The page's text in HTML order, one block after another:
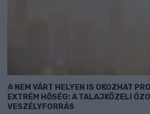
NEM VÁRT HELYEN IS OKOZHAT
EXTRÉM HŐSÉG: A TALAJKÖZELI
VESZÉLYFORRÁS